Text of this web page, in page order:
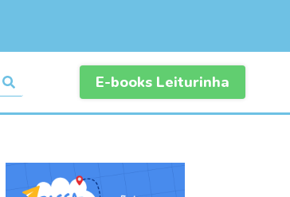
E-books Leiturinha